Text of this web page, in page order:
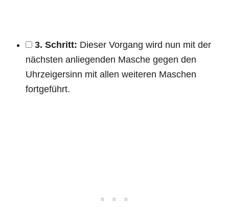
3. Schritt: Dieser Vorgang wird nun mit der
nächsten anliegenden Masche gegen den
Uhrzeigersinn mit allen weiteren Maschen
fortgeführt.